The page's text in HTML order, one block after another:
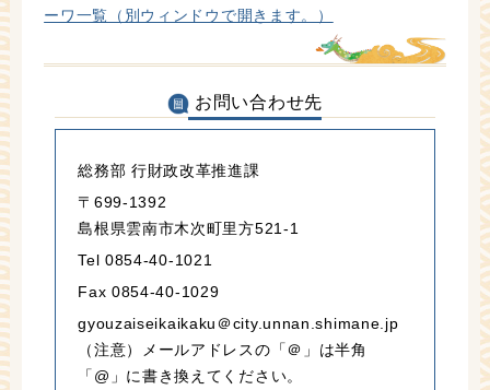
ーワ一覧（別ウィンドウで開きます。）
お問い合わせ先
総務部 行財政改革推進課
〒699-1392
島根県雲南市木次町里方521-1
Tel 0854-40-1021
Fax 0854-40-1029
gyouzaiseikaikaku＠city.unnan.shimane.jp
（注意）メールアドレスの「＠」は半角
「@」に書き換えてください。